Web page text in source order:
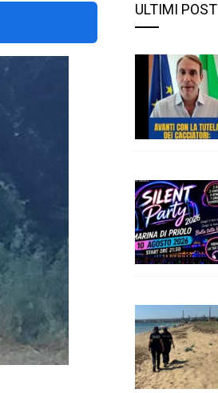
ULTIMI POST